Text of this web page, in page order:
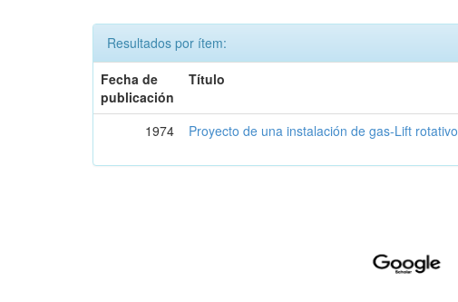
Resultados por ítem:
Fecha de
publicación
Título
1974 Proyecto de una instalación de gas-Lift rotativo